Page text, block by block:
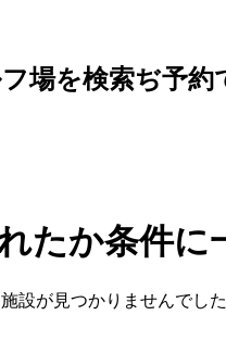
場を検索ぢ予約
たか条件
設が見つかりませんでした